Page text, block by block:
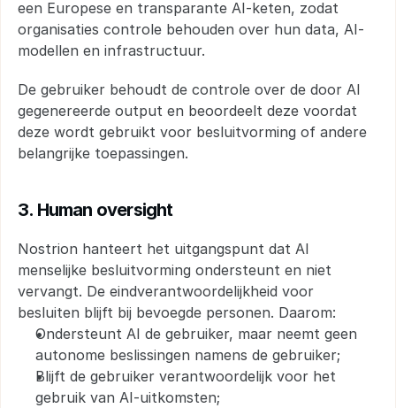
een Europese en transparante AI-keten, zodat
organisaties controle behouden over hun data, AI-
modellen en infrastructuur.
De gebruiker behoudt de controle over de door AI
gegenereerde output en beoordeelt deze voordat
deze wordt gebruikt voor besluitvorming of andere
belangrijke toepassingen.
3. Human oversight
Nostrion hanteert het uitgangspunt dat AI
menselijke besluitvorming ondersteunt en niet
vervangt. De eindverantwoordelijkheid voor
besluiten blijft bij bevoegde personen. Daarom:
Ondersteunt AI de gebruiker, maar neemt geen
autonome beslissingen namens de gebruiker;
Blijft de gebruiker verantwoordelijk voor het
gebruik van AI-uitkomsten;